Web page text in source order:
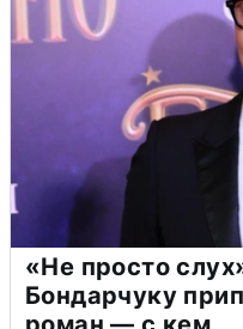
«Не просто
Бондарчуку